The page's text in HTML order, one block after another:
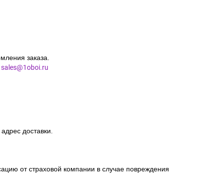
заказа.
sales@1oboi.ru
доставки.
от страховой компании в случае повреждения